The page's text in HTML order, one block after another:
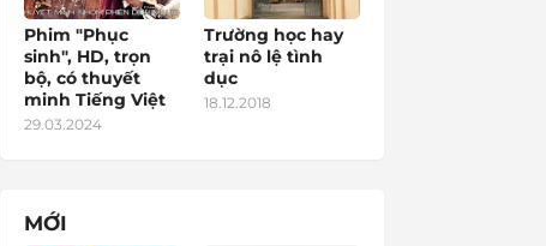
Phim "Phục
sinh", HD, trọn
bộ, có thuyết
minh Tiếng Việt
29.03.2024
Trường học hay
trại nô lệ tình
dục
18.12.2018
MỚI